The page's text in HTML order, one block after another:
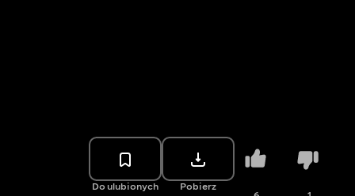
Do ulubionych Pobierz